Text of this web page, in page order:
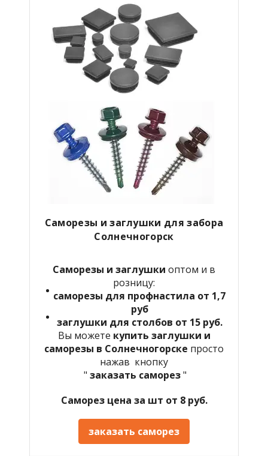
Саморезы и заглушки для забора
Солнечногорск
Саморезы и заглушки оптом и в
розницу:
саморезы для профнастила от 1,7
руб
заглушки для столбов от 15 руб.
Вы можете купить заглушки и
саморезы в Солнечногорске просто
нажав кнопку
" заказать саморез"
Саморез цена за шт от 8 руб.
заказать саморез